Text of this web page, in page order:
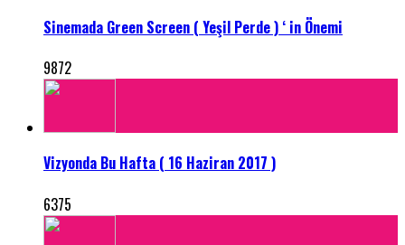
Sinemada Green Screen ( Yeşil Perde ) ‘ in Önemi
9872
Vizyonda Bu Hafta ( 16 Haziran 2017 )
6375